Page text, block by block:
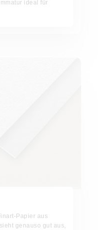
ideal für
Papier aus
genauso gut aus,